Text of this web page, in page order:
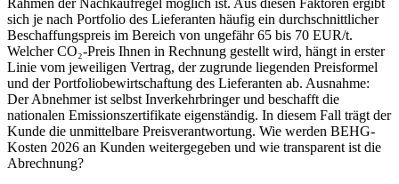
sich je nach Portfolio des Lieferanten häufig ein durchschnittlicher
Beschaffungspreis im Bereich von ungefähr 65 bis 70 EUR/t.
Welcher CO₂‑Preis Ihnen in Rechnung gestellt wird, hängt in erster
Linie vom jeweiligen Vertrag, der zugrunde liegenden Preisformel
und der Portfoliobewirtschaftung des Lieferanten ab. Ausnahme:
Der Abnehmer ist selbst Inverkehrbringer und beschafft die
nationalen Emissionszertifikate eigenständig. In diesem Fall trägt der
Kunde die unmittelbare Preisverantwortung. Wie werden BEHG-
Kosten 2026 an Kunden weitergegeben und wie transparent ist die
Abrechnung?